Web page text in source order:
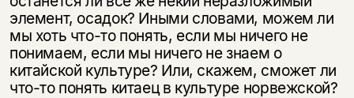
элемент, осадок? Иными словами, можем ли
мы хоть что-то понять, если мы ничего не
понимаем, если мы ничего не знаем о
китайской культуре? Или, скажем, сможет ли
что-то понять китаец в культуре норвежской?